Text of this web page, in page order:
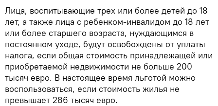
Лица, воспитывающие трех или более детей до 18
лет, а также лица с ребенком-инвалидом до 18 лет
или более старшего возраста, нуждающимся в
постоянном уходе, будут освобождены от уплаты
налога, если общая стоимость принадлежащей или
приобретаемой недвижимости не больше 200
тысяч евро. В настоящее время льготой можно
воспользоваться, если стоимость жилья не
превышает 286 тысяч евро.